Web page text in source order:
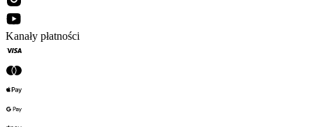
Kanały płatności